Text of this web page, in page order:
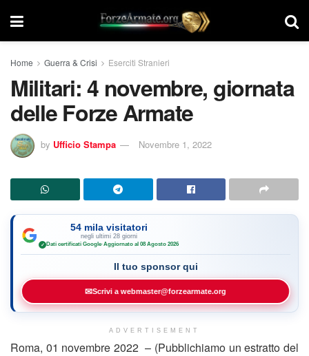
Home Guerra & Crisi Eserciti Stranieri
Militari: 4 novembre, giornata
delle Forze Armate
by Ufficio Stampa Novembre 1, 2022
54 mila visitatori
negli ultimi 28 giorni
✓ Dati certificati Google·Aggiornato al 08 Agosto 2026
Il tuo sponsor qui
✉Scrivi a webmaster@forzearmate.org
ADVERTISEMENT
Roma, 01 novembre 2022 – (Pubblichiamo un estratto del